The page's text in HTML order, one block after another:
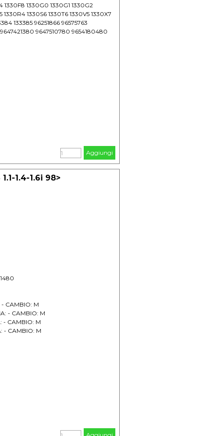
1330F8 1330G0 1330G1 1330G2
1330S6 1330T6 1330V5 1330X7
133385 96251866 96575763
9647510780 9654180480
Aggiungi
1.4-1.6i 98>
- CAMBIO: M
- CAMBIO: M
- CAMBIO: M
- CAMBIO: M